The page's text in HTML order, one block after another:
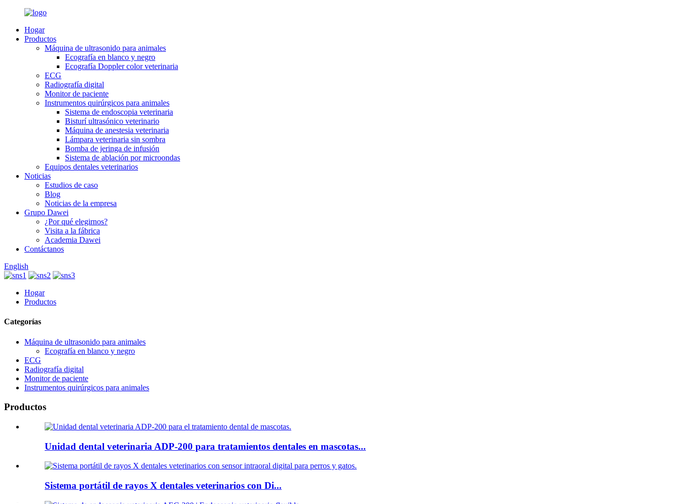
Hogar
Productos
Máquina de ultrasonido para animales
Ecografía en blanco y negro
Ecografía Doppler color veterinaria
ECG
Radiografía digital
Monitor de paciente
Instrumentos quirúrgicos para animales
Sistema de endoscopia veterinaria
Bisturí ultrasónico veterinario
Máquina de anestesia veterinaria
Lámpara veterinaria sin sombra
Bomba de jeringa de infusión
Sistema de ablación por microondas
Equipos dentales veterinarios
Noticias
Estudios de caso
Blog
Noticias de la empresa
Grupo Dawei
¿Por qué elegirnos?
Visita a la fábrica
Academia Dawei
Contáctanos
English
Hogar
Productos
Categorías
Máquina de ultrasonido para animales
Ecografía en blanco y negro
ECG
Radiografía digital
Monitor de paciente
Instrumentos quirúrgicos para animales
Productos
Unidad dental veterinaria ADP-200 para tratamientos dentales en mascotas...
Sistema portátil de rayos X dentales veterinarios con Di...